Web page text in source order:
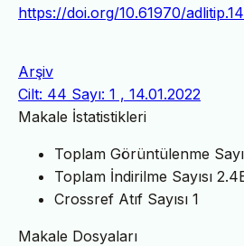
https://doi.org/10.61970/
Arşiv
Cilt: 44 Sayı: 1 , 14.01.2022
Makale İstatistikleri
Toplam Görüntülenme
Toplam İndirilme Sayısı
Crossref Atıf Sayısı 1
Makale Dosyaları